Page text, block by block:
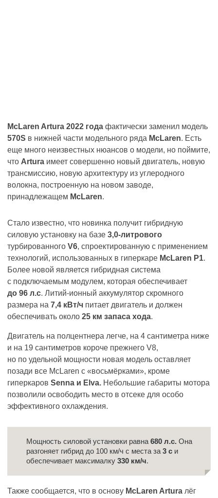
McLaren Artura 2022 года фактически заменил модель
570S в нижней части модельного ряда McLaren. Есть
еще много неизвестных нюансов о модели, но поймите,
что Artura имеет совершенно новый двигатель, новую
трансмиссию, новую архитектуру из углеродного
волокна, построенную на новом заводе,
принадлежащем McLaren.
Стало известно, что новинка получит гибридную
силовую установку на базе 3,0-литрового
турбированного V6, спроектированную с применением
технологий, использованных в гиперкаре McLaren P1.
Более новой является гибридная система
с подключаемым модулем, которая обеспечивает
до 96 л.с. Литий-ионный аккумулятор скромного
размера на 7,4 кВт/ч питает двигатель и должен
обеспечивать около 25 км запаса хода.
Двигатель на полцентнера легче, на 4 сантиметра ниже
и на 19 сантиметров короче прежнего V8,
но по удельной мощности новая модель оставляет
позади все McLaren с «восьмёрками», кроме
гиперкаров Senna и Elva. Небольшие габариты мотора
позволили освободить место в отсеке для особо
эффективного охлаждения.
Мощность силовой установки равна 680 л.с. Она
разгоняет гибрид до 100 км/ч с места за 3 с и
обеспечивает максималку 330 км/ч.
Также сообщается, что в основу McLaren Artura лёг